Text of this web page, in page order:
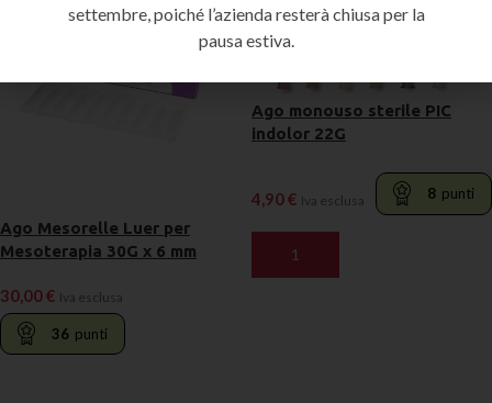
Ago Mesorelle Luer per
Mesoterapia 30G x 6 mm
30,00€ Iva esclusa
36 punti
Ago monouso sterile PIC
indolor 22G
4,90€ Iva esclusa 8 punti
AGGIUNGI AL CARRELLO
settembre, poiché l’azienda resterà chiusa per la
pausa estiva.